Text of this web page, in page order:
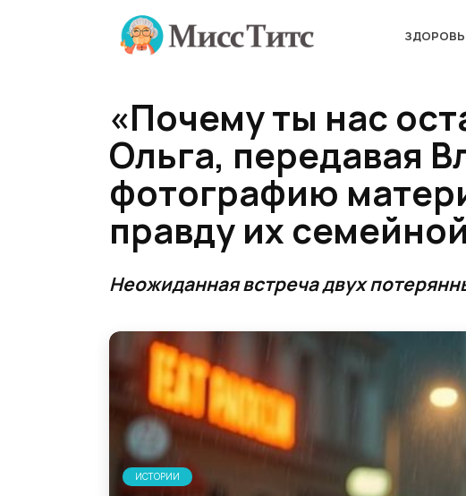
«Почему ты нас
Ольга, передавая
фотографию
правду их
Неожиданная встреча двух
ИСТОРИИ